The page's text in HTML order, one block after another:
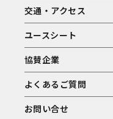
交通・アクセス
ユースシート
協賛企業
よくあるご質問
お問い合せ